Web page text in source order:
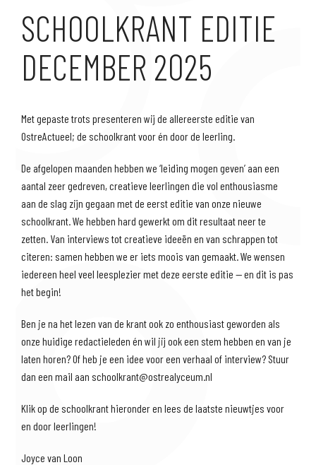
KERNWAARDEN
ORGANISATIE
MEDIA
JAARDOEL 2024-2025
SCHOOLKRANT EDITIE
DECEMBER 2025
Met gepaste trots presenteren wij de allereerste editie van
OstreActueel; de schoolkrant voor én door de leerling.
De afgelopen maanden hebben we ‘leiding mogen geven’ aan een
aantal zeer gedreven, creatieve leerlingen die vol enthousiasme
aan de slag zijn gegaan met de eerst editie van onze nieuwe
schoolkrant. We hebben hard gewerkt om dit resultaat neer te
zetten. Van interviews tot creatieve ideeën en van schrappen tot
citeren: samen hebben we er iets moois van gemaakt. We wensen
iedereen heel veel leesplezier met deze eerste editie — en dit is pas
het begin!
Ben je na het lezen van de krant ook zo enthousiast geworden als
onze huidige redactieleden én wil jij ook een stem hebben en van je
laten horen? Of heb je een idee voor een verhaal of interview? Stuur
dan een mail aan schoolkrant@ostrealyceum.nl
Klik op de schoolkrant hieronder en lees de laatste nieuwtjes voor
en door leerlingen!
Joyce van Loon